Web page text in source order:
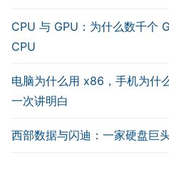
CPU 与 GPU：为什么数千个
CPU
电脑为什么用 x86，手机为什
一次讲明白
西部数据与闪迪：一家硬盘巨